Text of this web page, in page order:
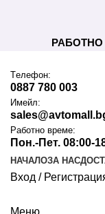
Tелефон:
0887 780 003
Имейл:
Работно време:
Пон.-Пет. 08:00-
НАЧАЛОЗА НАС
Вход /
Меню